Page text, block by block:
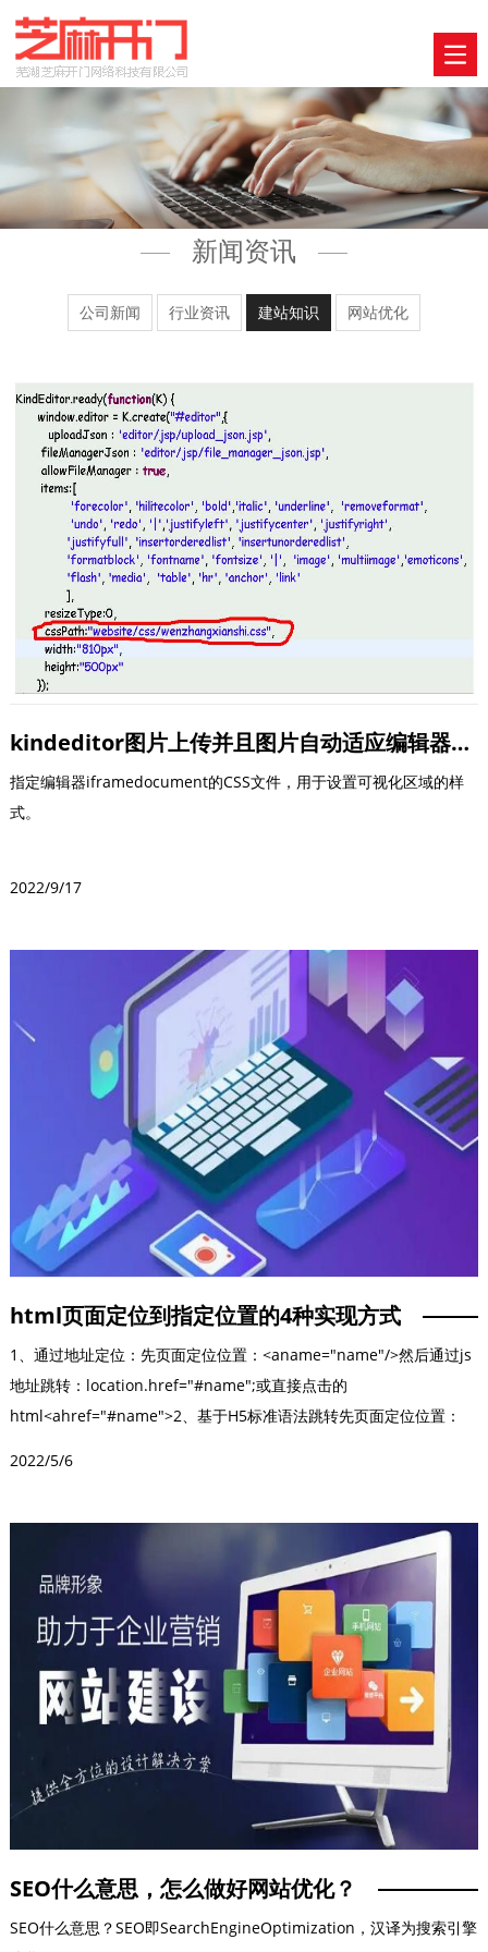
新闻资讯
公司新闻 行业资讯 建站知识 网站优化
kindeditor图片上传并且图片自动适应编辑器大小
指定编辑器iframedocument的CSS文件，用于设置可视化区域的样
式。
2022/9/17
html页面定位到指定位置的4种实现方式
1、通过地址定位：先页面定位位置：<aname="name"/>然后通过js
地址跳转：location.href="#name";或直接点击的
html<ahref="#name">2、基于H5标准语法跳转先页面定位位置：
<aid="name"/>$("#name")[0].scrollIntoView();。
2022/5/6
SEO什么意思，怎么做好网站优化？
SEO什么意思？SEO即SearchEngineOptimization，汉译为搜索引擎